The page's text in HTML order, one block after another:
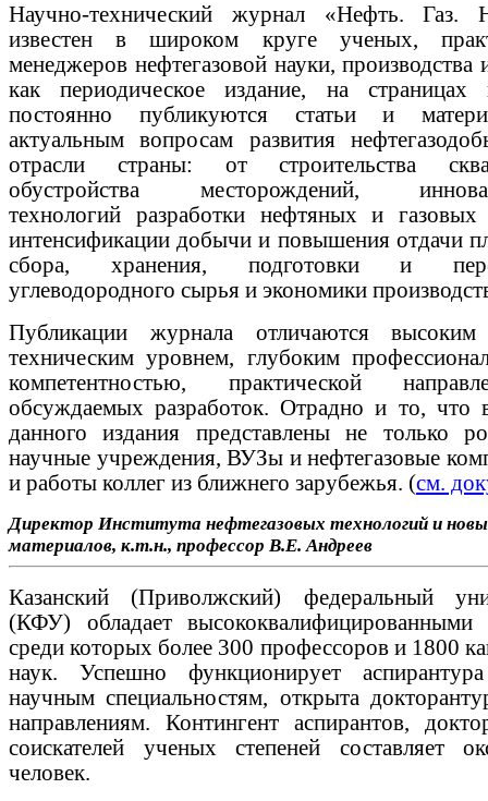
Научно-технический журнал «Нефть. Газ.
известен в широком круге ученых,
менеджеров нефтегазовой науки, производства
как периодическое издание, на страницах
постоянно публикуются статьи и
актуальным вопросам развития
отрасли страны: от строительства
обустройства месторождений,
технологий разработки нефтяных и газовых
интенсификации добычи и повышения отдачи
сбора, хранения, подготовки и
углеводородного сырья и экономики
Публикации журнала отличаются высоким
техническим уровнем, глубоким
компетентностью, практической
обсуждаемых разработок. Отрадно и то, что
данного издания представлены не только
научные учреждения, ВУЗы и нефтегазовые
и работы коллег из ближнего зарубежья. (см.
Директор Института нефтегазовых технологий и
материалов, к.т.н., профессор В.Е. Андреев
Казанский (Приволжский) федеральный
(КФУ) обладает высококвалифицированными
среди которых более 300 профессоров и 1800
наук. Успешно функционирует
научным специальностям, открыта
направлениям. Контингент аспирантов,
соискателей ученых степеней составляет
человек.